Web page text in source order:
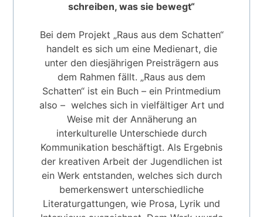
schreiben, was sie bewegt“
Bei dem Projekt „Raus aus dem Schatten“
handelt es sich um eine Medienart, die
unter den diesjährigen Preisträgern aus
dem Rahmen fällt. „Raus aus dem
Schatten“ ist ein Buch – ein Printmedium
also – welches sich in vielfältiger Art und
Weise mit der Annäherung an
interkulturelle Unterschiede durch
Kommunikation beschäftigt. Als Ergebnis
der kreativen Arbeit der Jugendlichen ist
ein Werk entstanden, welches sich durch
bemerkenswert unterschiedliche
Literaturgattungen, wie Prosa, Lyrik und